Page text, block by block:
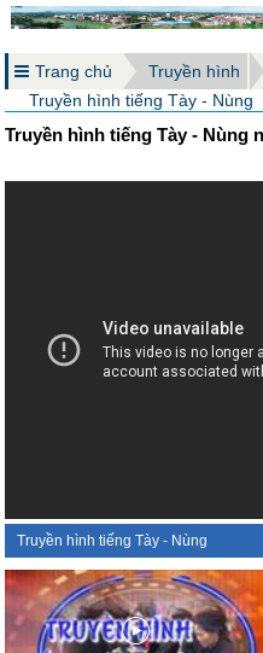
Trang chủ Truyền hình
Truyền hình tiếng Tày - Nùng
Truyền hình tiếng Tày - Nùng
Truyền hình tiếng Tày - Nùng